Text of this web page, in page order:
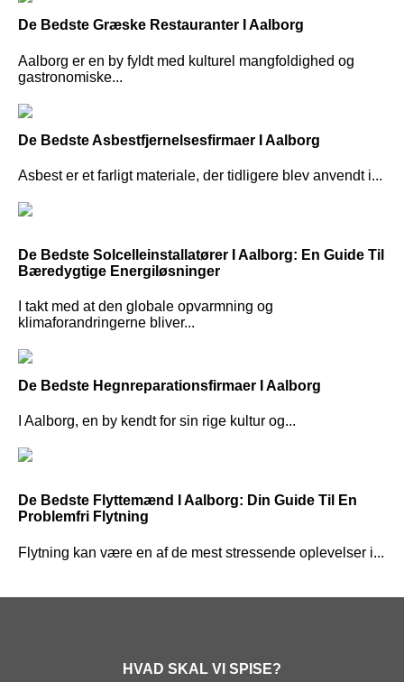
De Bedste Græske Restauranter I Aalborg
Aalborg er en by fyldt med kulturel mangfoldighed og
gastronomiske...
De Bedste Asbestfjernelsesfirmaer I Aalborg
Asbest er et farligt materiale, der tidligere blev anvendt i...
De Bedste Solcelleinstallatører I Aalborg: En Guide Til
Bæredygtige Energiløsninger
I takt med at den globale opvarmning og
klimaforandringerne bliver...
De Bedste Hegnreparationsfirmaer I Aalborg
I Aalborg, en by kendt for sin rige kultur og...
De Bedste Flyttemænd I Aalborg: Din Guide Til En
Problemfri Flytning
Flytning kan være en af de mest stressende oplevelser i...
HVAD SKAL VI SPISE?